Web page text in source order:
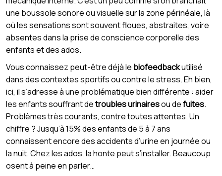
une boussole sonore ou visuelle sur la zone périnéale, là
où les sensations sont souvent floues, abstraites, voire
absentes dans la prise de conscience corporelle des
enfants et des ados.
Vous connaissez peut-être déjà le biofeedbackutilisé
dans des contextes sportifs ou contre le stress. Eh bien,
ici, il s’adresse à une problématique bien différente : aider
les enfants souffrant detroubles urinairesou defuites.
Problèmes très courants, contre toutes attentes. Un
chiffre ? Jusqu’à 15% des enfants de 5 à 7 ans
connaissent encore des accidents d’urine en journée ou
la nuit. Chez les ados, la honte peut s’installer. Beaucoup
osent à peine en parler…